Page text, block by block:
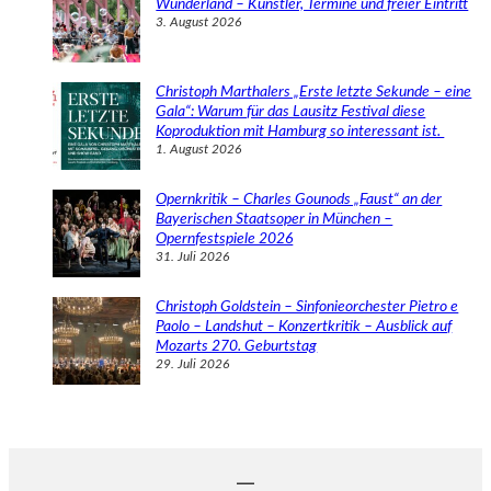
Wunderland – Künstler, Termine und freier Eintritt
3. August 2026
Christoph Marthalers „Erste letzte Sekunde – eine
Gala“: Warum für das Lausitz Festival diese
Koproduktion mit Hamburg so interessant ist.
1. August 2026
Opernkritik – Charles Gounods „Faust“ an der
Bayerischen Staatsoper in München –
Opernfestspiele 2026
31. Juli 2026
Christoph Goldstein – Sinfonieorchester Pietro e
Paolo – Landshut – Konzertkritik – Ausblick auf
Mozarts 270. Geburtstag
29. Juli 2026